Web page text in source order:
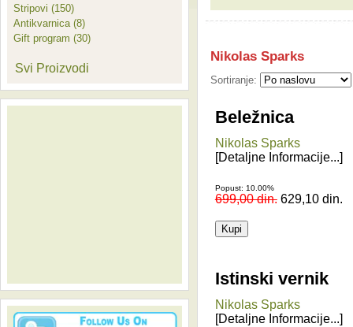
Nikolas Sparks
Sortiranje:
Beležnica
Nikolas Sparks
[Detaljne Informacije...]
Popust: 10.00%
699,00 din. 629,10 din.
Istinski vernik
Nikolas Sparks
[Detaljne Informacije...]
Stripovi (150)
Antikvarnica (8)
Gift program (30)
Svi Proizvodi